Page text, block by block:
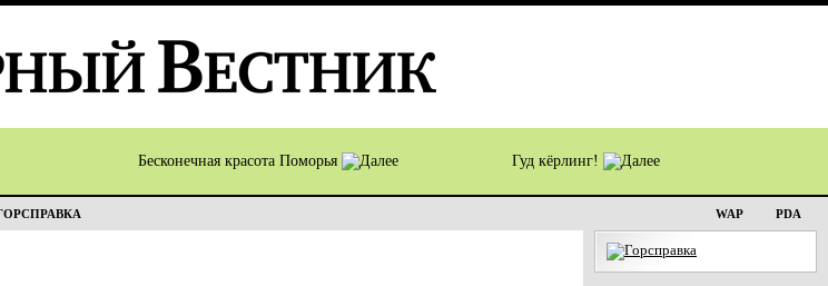
Бесконечная красота Поморья Гуд кёрлинг!
WAP PDA